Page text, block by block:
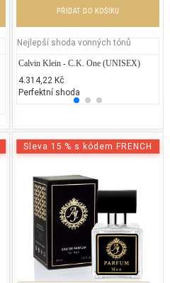
Thierry Mugler - Angel
3.500,00 Kč
25% běžných vonných tónů
PŘIDAT DO KOŠÍKU
Nejlepší shoda vonných tónů
Calvin Klein - C.K. One (UNISEX)
4.314,22 Kč
Perfektní shoda
Sleva 15 % s kódem FRENCH